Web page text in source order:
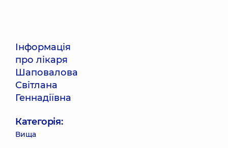
Інформація
про лікаря
Шаповалова
Світлана
Геннадіївна
Категорія:
Вища